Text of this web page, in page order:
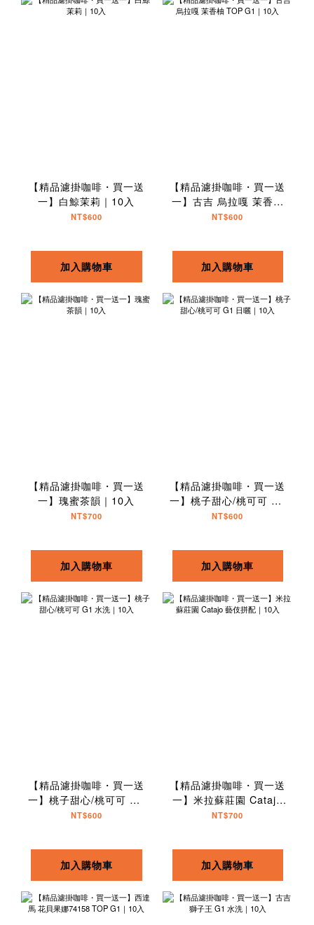
【精品濾掛咖啡・買一送
一】白鯨茉莉｜10入
NT$600
加入購物車
【精品濾掛咖啡・買一送
一】古吉 烏拉嘎 茉香柚
TOP G1｜10入
NT$600
加入購物車
【精品濾掛咖啡・買一送
一】瑰蜜茶韻｜10入
NT$700
加入購物車
【精品濾掛咖啡・買一送
一】桃子甜心/桃可可 G1
日曬｜10入
NT$600
加入購物車
【精品濾掛咖啡・買一送
一】桃子甜心/桃可可 G1
水洗｜10入
NT$600
加入購物車
【精品濾掛咖啡・買一送
一】米拉蘇莊園 Catajo
藝伎拼配｜10入
NT$700
加入購物車